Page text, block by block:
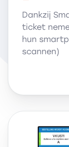
Dankzij
ticket
hun
scannen)